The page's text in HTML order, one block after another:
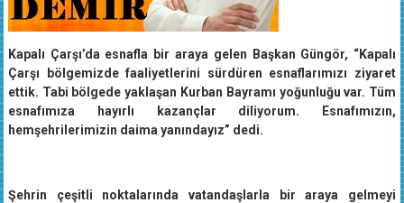
Kapalı Çarşı’da esnafla bir araya gelen Başkan Güngör, “Kapalı
Çarşı bölgemizde faaliyetlerini sürdüren esnaflarımızı ziyaret
ettik. Tabi bölgede yaklaşan Kurban Bayramı yoğunluğu var. Tüm
esnafımıza hayırlı kazançlar diliyorum. Esnafımızın,
hemşehrilerimizin daima yanındayız” dedi.
Şehrin çeşitli noktalarında vatandaşlarla bir araya gelmeyi